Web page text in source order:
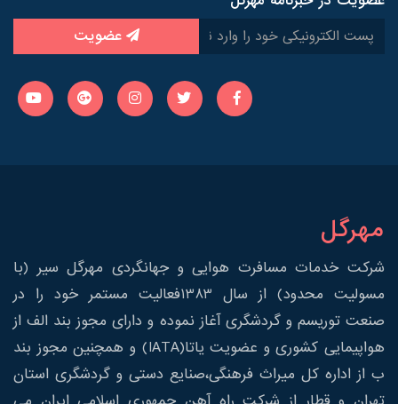
عضویت
مهرگل
شرکت خدمات مسافرت هوایی و جهانگردی مهرگل سیر (با
مسولیت محدود) از سال 1383فعالیت مستمر خود را در
صنعت توریسم و گردشگری آغاز نموده و دارای مجوز بند الف از
هواپیمایی کشوری و عضویت یاتا(IATA) و همچنین مجوز بند
ب از اداره کل میراث فرهنگی،صنایع دستی و گردشگری استان